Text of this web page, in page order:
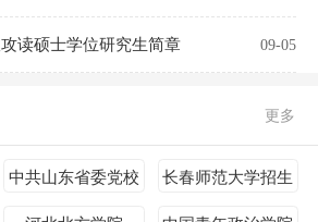
读硕士学位研究生简章 09-05
更多
中共山东省委党校
长春师范大学招生